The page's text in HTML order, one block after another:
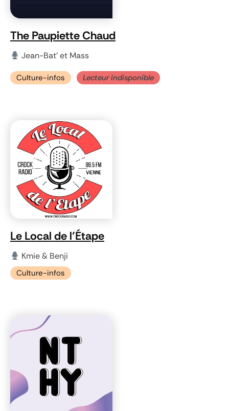
The Paupiette Chaud
Jean-Bat' et Mass
Culture-infos Lecteur indisponible
Le Local de l’Étape
Kmie & Benji
Culture-infos